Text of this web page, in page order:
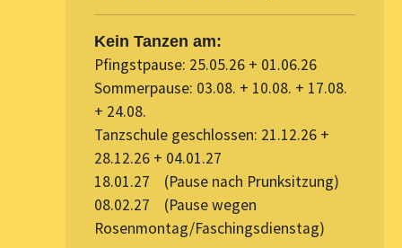
Kein Tanzen am:
Pfingstpause: 25.05.26 + 01.06.26
Sommerpause: 03.08. + 10.08. + 17.08.
+ 24.08.
Tanzschule geschlossen: 21.12.26 +
28.12.26 + 04.01.27
18.01.27 (Pause nach Prunksitzung)
08.02.27 (Pause wegen
Rosenmontag/Faschingsdienstag)